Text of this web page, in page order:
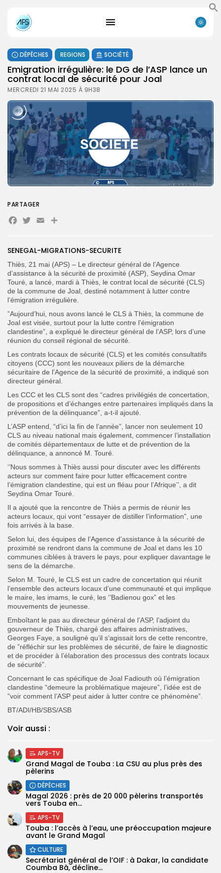
Search
Button
DÉPÊCHES REGIONS SOCIÉTÉ
Emigration irrégulière: le DG de l’ASP lance un
contrat local de sécurité pour Joal
MERCREDI 21 MAI 2025 À 9H38
SENEGAL-MIGRATIONS-SECURITE
Thiès, 21 mai (APS) – Le directeur général de l’Agence
d’assistance à la sécurité de proximité (ASP), Seydina Omar
Touré, a lancé, mardi à Thiès, le contrat local de sécurité (CLS)
de la commune de Joal, destiné notamment à lutter contre
l’émigration irrégulière.
”Aujourd’hui, nous avons lancé le CLS à Thiès, la commune de
Joal est visée, surtout pour la lutte contre l’émigration
clandestine”, a expliqué le directeur général de l’ASP, lors d’une
réunion du conseil régional de sécurité.
Les contrats locaux de sécurité (CLS) et les comités consultatifs
citoyens (CCC) sont les nouveaux piliers de la démarche
sécuritaire de l’Agence de la sécurité de proximité, a indiqué son
directeur général.
Les CCC et les CLS sont des “cadres privilégiés de concertation,
de propositions et d’échanges entre partenaires impliqués dans la
prévention de la délinquance”, a-t-il ajouté.
L’ASP entend, “d’ici la fin de l’année”, lancer non seulement 10
CLS au niveau national mais également, commencer l’installation
de comités départementaux de lutte et de prévention de la
délinquance, a annoncé M. Touré.
‘’Nous sommes à Thiès aussi pour discuter avec les différents
acteurs sur comment faire pour lutter efficacement contre
l’émigration clandestine, qui est un fléau pour l’Afrique’’, a dit
Seydina Omar Touré.
Il a ajouté que la rencontre de Thiès a permis de réunir les
acteurs locaux, qui vont “essayer de distiller l’information”, une
fois arrivés à la base.
Selon lui, des équipes de l’Agence d’assistance à la sécurité de
proximité se rendront dans la commune de Joal et dans les 10
communes ciblées à travers le pays, pour expliquer davantage le
sens de la démarche.
Selon M. Touré, le CLS est un cadre de concertation qui réunit
l’ensemble des acteurs locaux d’une communauté et qui implique
le maire, les imams, le curé, les ‘’Badienou gox” et les
mouvements de jeunesse.
Emboîtant le pas au directeur général de l’ASP, l’adjoint du
gouverneur de Thiès, chargé des affaires administratives,
Georges Faye, a souligné qu’il s’agissait lors de cette rencontre,
de ”réfléchir sur les problèmes de sécurité, de faire le diagnostic
et de procéder à l’élaboration des processus des contrats locaux
de sécurité”.
Concernant le cas spécifique de Joal Fadiouth où l’émigration
clandestine “demeure la problématique majeure”, l’idée est de
”voir comment l’ASP peut aider à lutter contre ce phénomène”.
BT/ADI/HB/SBS/ASB
Voir aussi :
APS-TV
Grand Magal de Touba : La CSU au plus près des
pèlerins
DÉPÊCHES
Magal 2026 : près de 20 000 pèlerins transportés
vers Touba en...
APS-TV
Touba : l’accès à l’eau, une préoccupation majeure
avant le Grand Magal
CULTURE
Secrétariat général de l’OIF : à Dakar, la candidate
Coumba Bâ, décline...
PARTAGER
Facebook
Twitter
EmailPartager